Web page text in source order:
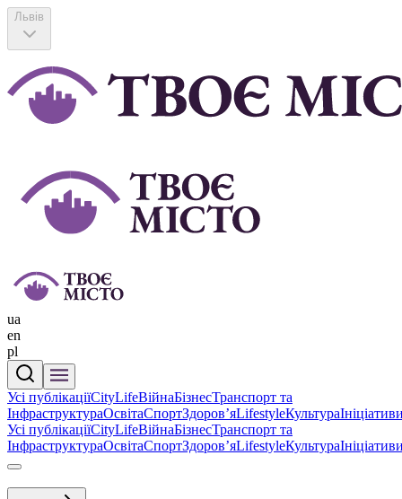
Львів
ua
en
pl
Усі публікаціїCityLifeВійнаБізнесТранспорт та
ІнфраструктураОсвітаСпортЗдоровʼяLifestyleКультура
Усі публікаціїCityLifeВійнаБізнесТранспорт та
ІнфраструктураОсвітаСпортЗдоровʼяLifestyleКультура